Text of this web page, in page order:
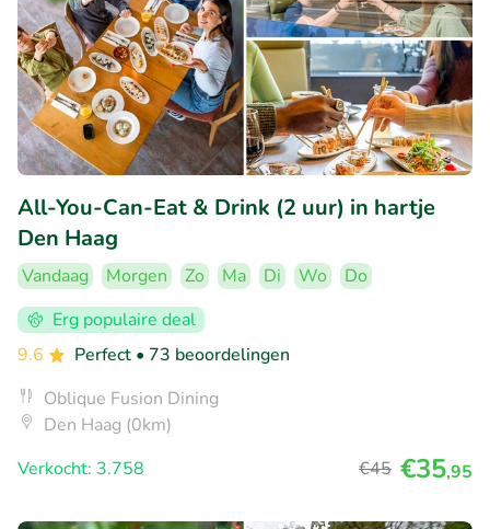
All-You-Can-Eat & Drink (2 uur) in hartje
Den Haag
Vandaag Morgen Zo Ma Di Wo
Do
Erg populaire deal
9.6
Perfect • 73 beoordelingen
Oblique Fusion Dining
Den Haag (0km)
Verkocht: 3.758
€45 €35,95